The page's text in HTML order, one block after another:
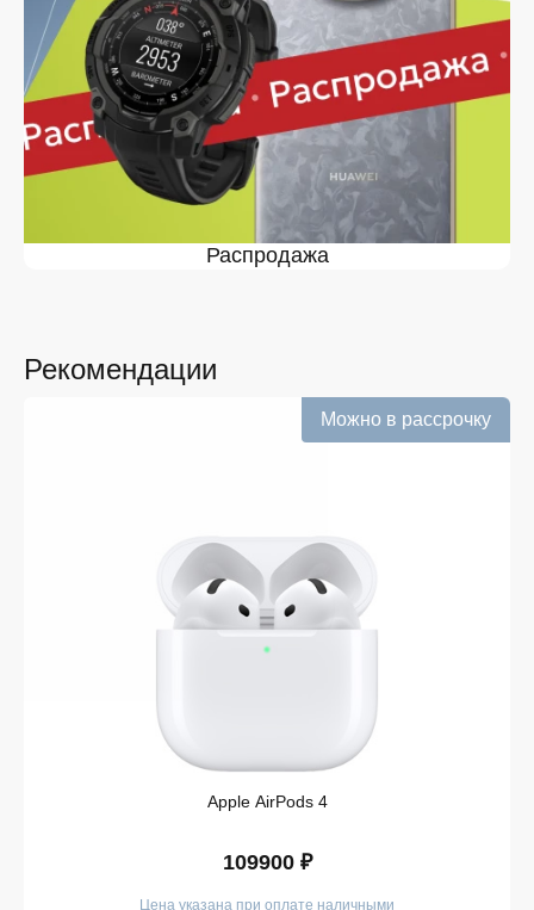
На нашей торговой платформе представлен широкий
выбор продукции. Среди ассортимента, как новинки
рынка, так и проверенные временем модели. Каждый
продукт в каталоге соответствует стандартам
качества. Вы можете выбрать и заказать в Курске в
удобной конфигурации и с доступной ценой.
Мы постоянно обновляем ассортимент, отслеживаем
наличие, поддерживаем актуальность информации,
касающейся цен и наличия. Благодаря этому клиенты
получают лучшие предложения и экономят своё
время. Преимущества покупки у нас:
Подтверждённое наличие на складе.
Информация о наличии обновляется в режиме
покупки по всем ассортиментам с рассрочкой.
При необходимости можно уточнить детали по
рассрочке прямо в карточке товара.
Оперативная доставка по Курску. Курьерская
Такой подход делает покупку простой и безопасной.
Мы гарантируем, что вы получите именно тот продукт,
подтверждёнными характеристиками и официальной
Распродажа
Рекомендации
Можно в рассрочку
Apple AirPods 4
109900 ₽
Цена указана при оплате наличными